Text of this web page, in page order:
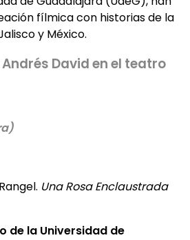
fílmica con historias de la
y México.
David en el teatro
Una Rosa Enclaustrada
de la Universidad de